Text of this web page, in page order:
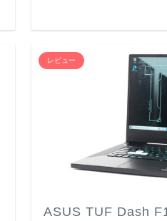
レビュー
ASUS TUF Dash